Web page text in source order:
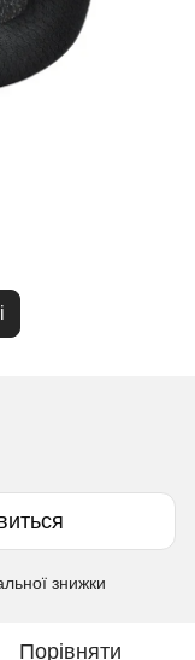
знижки
Порівняти